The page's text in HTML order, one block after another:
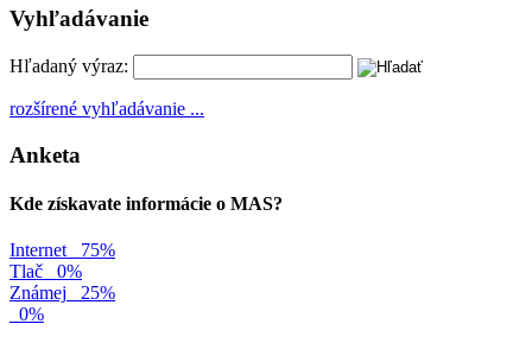
Vyhľadávanie
Hľadaný výraz:
rozšírené vyhľadávanie ...
Anketa
Kde získavate informácie o MAS?
Internet
75%
Tlač
0%
Známej
25%
0%